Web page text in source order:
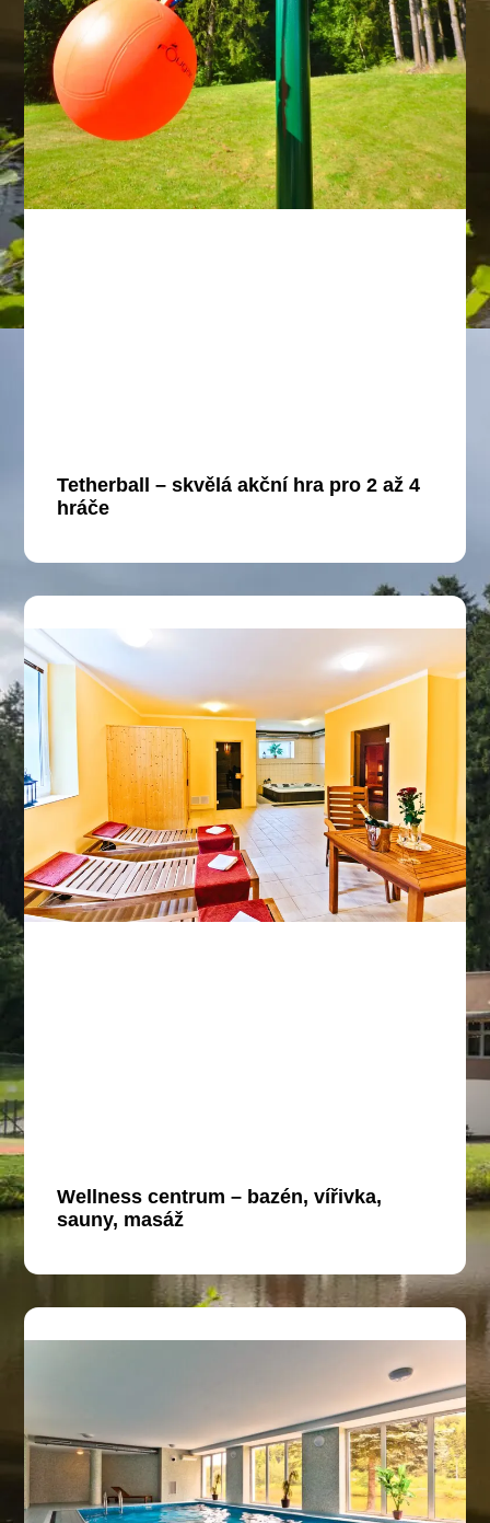
Tetherball – skvělá akční hra pro 2 až 4
hráče
Wellness centrum – bazén, vířivka,
sauny, masáž